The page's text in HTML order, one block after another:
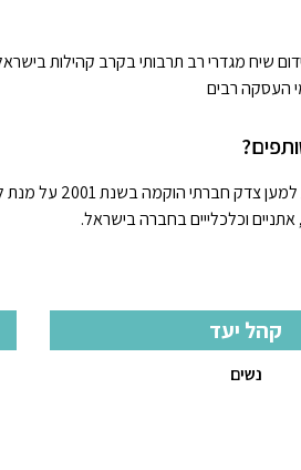
שיח מגדרי רב תרבותי בקרב קהילות בישראל
העסקה רבים
עמותת איתך
אתניים וכלכלייים בחברה בישראל.
קהל יעד
נשים